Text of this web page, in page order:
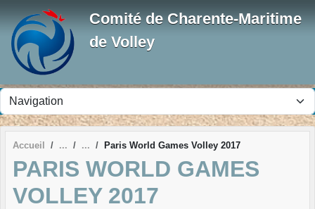
Comité de Charente-Maritime
de Volley
Accueil Paris World Games Volley 2017
PARIS WORLD GAMES
VOLLEY 2017
Panneau de gestion des cookies